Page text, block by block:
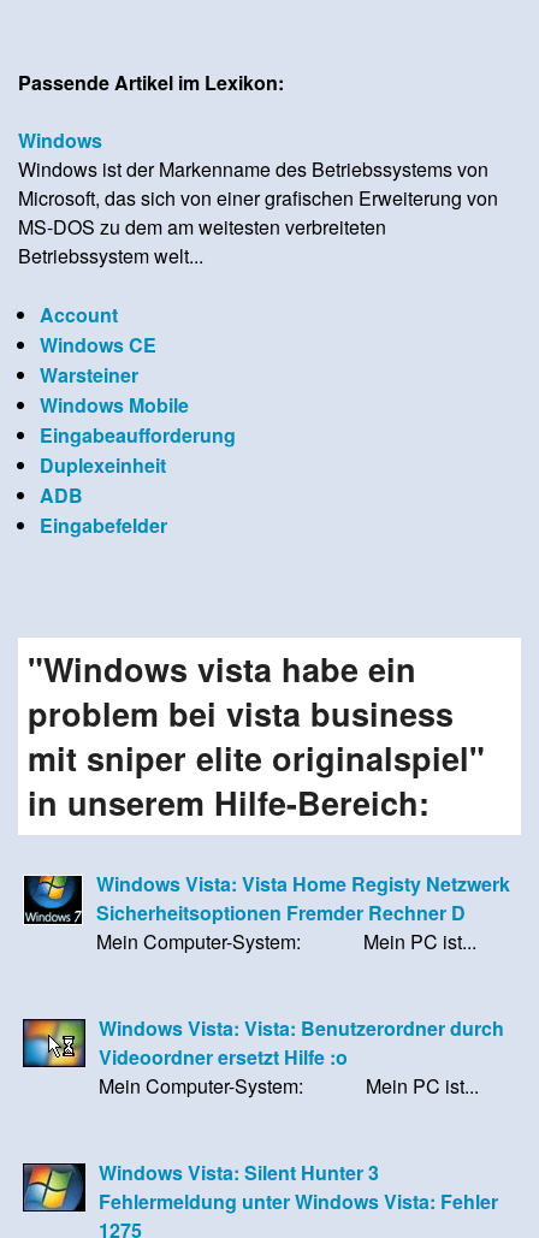
Passende Artikel im Lexikon:
Windows
Windows ist der Markenname des Betriebssystems von
Microsoft, das sich von einer grafischen Erweiterung von
MS-DOS zu dem am weitesten verbreiteten
Betriebssystem welt...
Account
Windows CE
Warsteiner
Windows Mobile
Eingabeaufforderung
Duplexeinheit
ADB
Eingabefelder
"Windows vista habe ein
problem bei vista business
mit sniper elite originalspiel"
in unserem Hilfe-Bereich:
Windows Vista: Vista Home Registy Netzwerk
Sicherheitsoptionen Fremder Rechner D
Mein Computer-System: Mein PC ist...
Windows Vista: Vista: Benutzerordner durch
Videoordner ersetzt Hilfe :o
Mein Computer-System: Mein PC ist...
Windows Vista: Silent Hunter 3
Fehlermeldung unter Windows Vista: Fehler
1275